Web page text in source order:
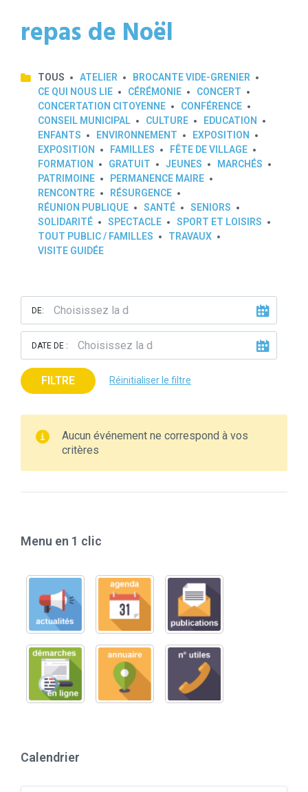
repas de Noël
TOUS ATELIER
BROCANTE VIDE-GRENIER
CE QUI NOUS LIE
CÉRÉMONIE
CONCERT
CONCERTATION CITOYENNE
CONFÉRENCE
CONSEIL MUNICIPAL
CULTURE
EDUCATION
ENFANTS
ENVIRONNEMENT
EXPOSITION
EXPOSITION
FAMILLES
FÊTE DE VILLAGE
FORMATION
GRATUIT JEUNES
MARCHÉS
PATRIMOINE
PERMANENCE MAIRE
RENCONTRE
RÉSURGENCE
RÉUNION PUBLIQUE
SANTÉ
SENIORS
SOLIDARITÉ
SPECTACLE
SPORT ET LOISIRS
TOUT PUBLIC / FAMILLES
TRAVAUX
VISITE GUIDÉE
DE:
DATE DE :
FILTRE Réinitialiser le filtre
Aucun événement ne correspond à vos
critères
Menu en 1 clic
Calendrier